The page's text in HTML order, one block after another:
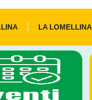
LA LOMELLINA